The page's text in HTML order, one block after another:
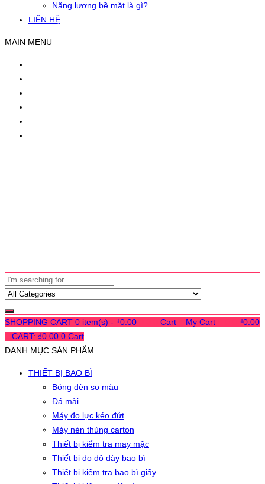
Năng lượng bề mặt là gì?
LIÊN HỆ
MAIN MENU
SHOPPING CART 0 item(s) - ₫0.00 Cart My Cart ₫0.00
CART: ₫0.00 0 Cart
DANH MỤC SẢN PHẨM
THIẾT BỊ BAO BÌ
Bóng đèn so màu
Đá mài
Máy đo lực kéo đứt
Máy nén thùng carton
Thiết bị kiểm tra may mặc
Thiết bị đo độ dày bao bì
Thiết bị kiểm tra bao bì giấy